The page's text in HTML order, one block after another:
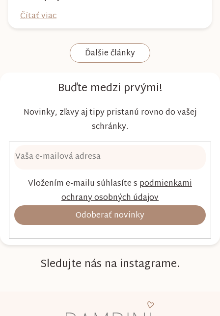
plienke väčšinu dňa, preto by mala poskytovať
nielen spoľahlivú ochranu, ale aj maximálny
komfort a šetrnosť k citlivej pokožke. Plienky
Kim & Kimmy boli vyvinuté s dôrazom na
Čítať viac
Ďalšie články
Buďte medzi prvými!
Novinky, zľavy aj tipy pristanú rovno do vašej
schránky.
Vložením e-mailu súhlasíte s podmienkami
ochrany osobných údajov
Odoberať novinky
Sledujte nás na instagrame.